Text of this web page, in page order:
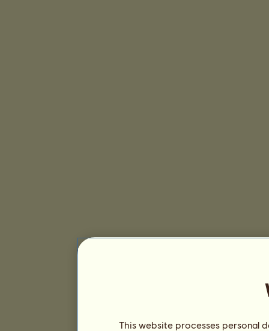
This website processes personal